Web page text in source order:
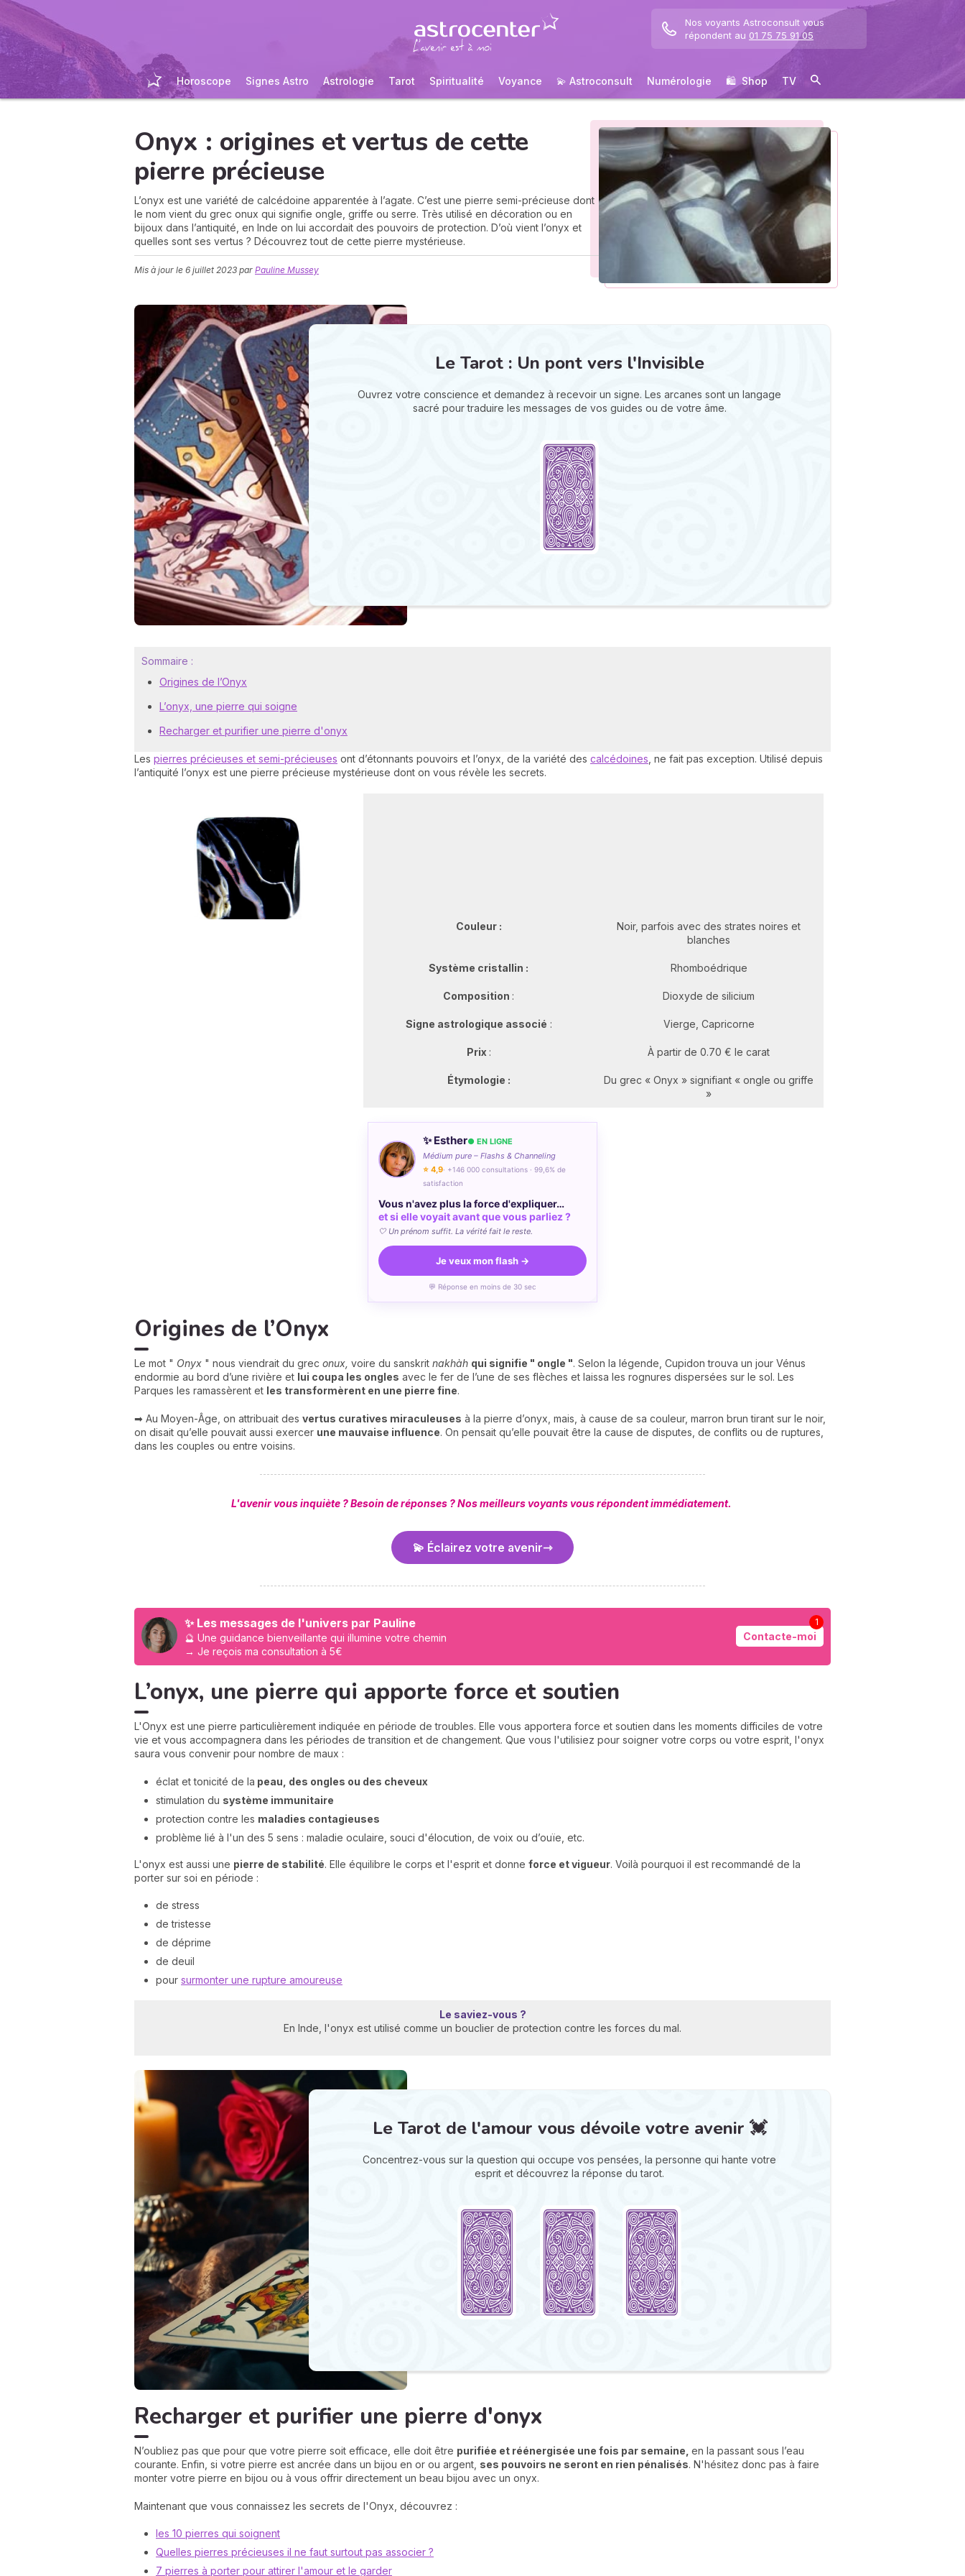
Nos voyants Astroconsult vous
répondent au 01 75 75 91 05
Horoscope Signes Astro Astrologie Tarot Spiritualité Voyance 💫 Astroconsult Numérologie 🛍 ️ Shop TV
Onyx : origines et vertus de cette
pierre précieuse
L’onyx est une variété de calcédoine apparentée à l’agate. C’est une pierre semi-précieuse dont
le nom vient du grec onux qui signifie ongle, griffe ou serre. Très utilisé en décoration ou en
bijoux dans l’antiquité, en Inde on lui accordait des pouvoirs de protection. D’où vient l’onyx et
quelles sont ses vertus ? Découvrez tout de cette pierre mystérieuse.
Mis à jour le 6 juillet 2023 par Pauline Mussey
Le Tarot : Un pont vers l'Invisible
Ouvrez votre conscience et demandez à recevoir un signe. Les arcanes sont un langage
sacré pour traduire les messages de vos guides ou de votre âme.
Sommaire :
Origines de l’Onyx
L’onyx, une pierre qui soigne
Recharger et purifier une pierre d'onyx
Les pierres précieuses et semi-précieuses ont d’étonnants pouvoirs et l’onyx, de la variété des calcédoines , ne fait pas exception. Utilisé depuis
l’antiquité l’onyx est une pierre précieuse mystérieuse dont on vous révèle les secrets.
Couleur :
Noir, parfois avec des strates noires et
blanches
Système cristallin : Rhomboédrique
Composition : Dioxyde de silicium
Signe astrologique associé : Vierge, Capricorne
Prix : À partir de 0.70 € le carat
Étymologie :
Du grec « Onyx » signifiant « ongle ou griffe
»
✨ Esther● EN LIGNE
Médium pure – Flashs & Channeling
⭐ 4,9· +146 000 consultations · 99,6% de
satisfaction
Vous n'avez plus la force d'expliquer…
et si elle voyait avant que vous parliez ?
🤍 Un prénom suffit. La vérité fait le reste.
Je veux mon flash →
💬 Réponse en moins de 30 sec
Origines de l’Onyx
Le mot " Onyx " nous viendrait du grec onux, voire du sanskrit nakhàh qui signifie " ongle ". Selon la légende, Cupidon trouva un jour Vénus
endormie au bord d’une rivière et lui coupa les ongles avec le fer de l’une de ses flèches et laissa les rognures dispersées sur le sol. Les
Parques les ramassèrent et les transformèrent en une pierre fine.
➡ Au Moyen-Âge, on attribuait des vertus curatives miraculeuses à la pierre d’onyx, mais, à cause de sa couleur, marron brun tirant sur le noir,
on disait qu’elle pouvait aussi exercer une mauvaise influence. On pensait qu’elle pouvait être la cause de disputes, de conflits ou de ruptures,
dans les couples ou entre voisins.
L'avenir vous inquiète ? Besoin de réponses ? Nos meilleurs voyants vous répondent immédiatement.
💫 Éclairez votre avenir
✨ Les messages de l'univers par Pauline
🔮 Une guidance bienveillante qui illumine votre chemin
→ Je reçois ma consultation à 5€
Contacte-moi
1
L’onyx, une pierre qui apporte force et soutien
L'Onyx est une pierre particulièrement indiquée en période de troubles. Elle vous apportera force et soutien dans les moments difficiles de votre
vie et vous accompagnera dans les périodes de transition et de changement. Que vous l'utilisiez pour soigner votre corps ou votre esprit, l'onyx
saura vous convenir pour nombre de maux :
éclat et tonicité de la peau, des ongles ou des cheveux
stimulation du système immunitaire
protection contre les maladies contagieuses
problème lié à l'un des 5 sens : maladie oculaire, souci d'élocution, de voix ou d’ouïe, etc.
L'onyx est aussi une pierre de stabilité. Elle équilibre le corps et l'esprit et donne force et vigueur. Voilà pourquoi il est recommandé de la
porter sur soi en période :
de stress
de tristesse
de déprime
de deuil
pour surmonter une rupture amoureuse
Le saviez-vous ?
En Inde, l'onyx est utilisé comme un bouclier de protection contre les forces du mal.
Le Tarot de l'amour vous dévoile votre avenir 💓
Concentrez-vous sur la question qui occupe vos pensées, la personne qui hante votre
esprit et découvrez la réponse du tarot.
Recharger et purifier une pierre d'onyx
N’oubliez pas que pour que votre pierre soit efficace, elle doit être purifiée et réénergisée une fois par semaine, en la passant sous l’eau
courante. Enfin, si votre pierre est ancrée dans un bijou en or ou argent, ses pouvoirs ne seront en rien pénalisés. N'hésitez donc pas à faire
monter votre pierre en bijou ou à vous offrir directement un beau bijou avec un onyx.
Maintenant que vous connaissez les secrets de l'Onyx, découvrez :
les 10 pierres qui soignent
Quelles pierres précieuses il ne faut surtout pas associer ?
7 pierres à porter pour attirer l'amour et le garder